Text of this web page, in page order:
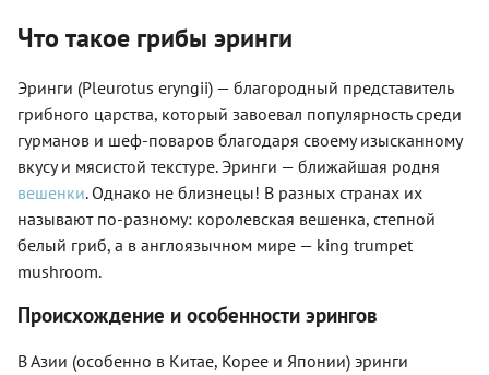
Что такое грибы эринги
Эринги (Pleurotus eryngii) — благородный представитель
грибного царства, который завоевал популярность среди
гурманов и шеф-поваров благодаря своему изысканному
вкусу и мясистой текстуре. Эринги — ближайшая родня
вешенки. Однако не близнецы! В разных странах их
называют по-разному: королевская вешенка, степной
белый гриб, а в англоязычном мире — king trumpet
mushroom.
Происхождение и особенности эрингов
В Азии (особенно в Китае, Корее и Японии) эринги